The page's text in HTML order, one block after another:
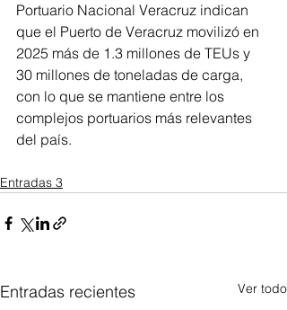
Portuario Nacional Veracruz indican
que el Puerto de Veracruz movilizó en
2025 más de 1.3 millones de TEUs y
30 millones de toneladas de carga,
con lo que se mantiene entre los
complejos portuarios más relevantes
del país.
Entradas 3
Entradas recientes Ver todo